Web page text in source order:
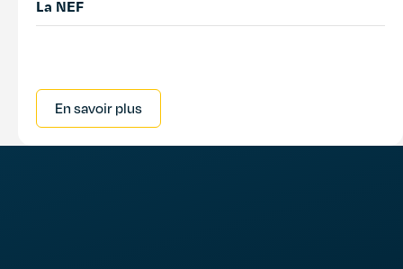
La NEF
En savoir plus